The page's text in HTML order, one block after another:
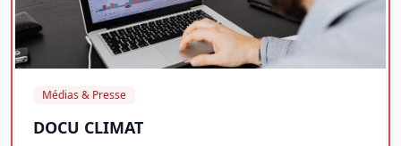
Médias & Presse
DOCU CLIMAT